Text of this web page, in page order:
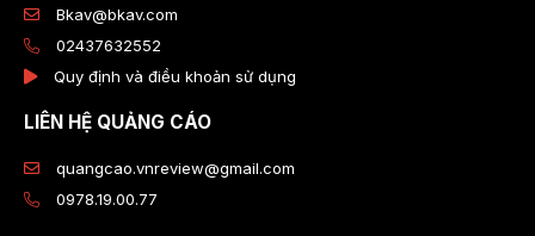
Bkav@bkav.com
02437632552
Quy định và điều khoản sử dụng
LIÊN HỆ QUẢNG CÁO
quangcao.vnreview@gmail.com
0978.19.00.77